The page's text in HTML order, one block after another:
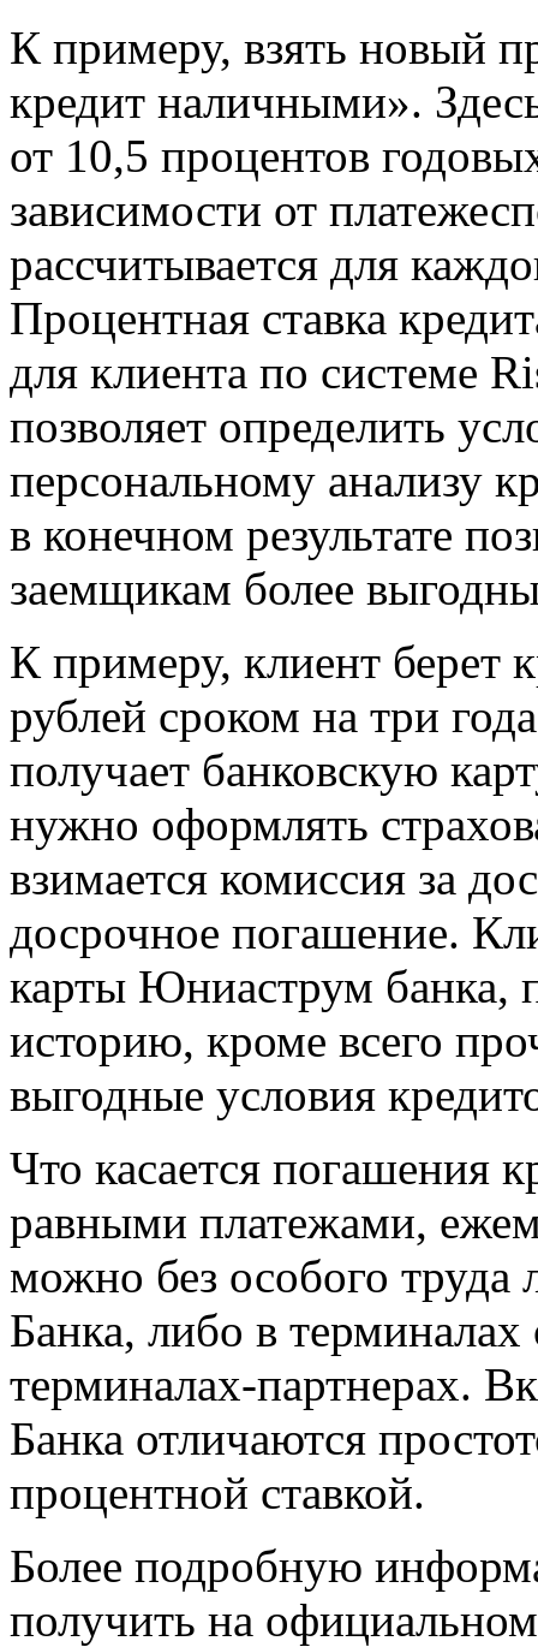
К примеру, взять новый
кредит наличными».
от 10,5 процентов
зависимости от
рассчитывается для
Процентная ставка
для клиента по системе
позволяет определить
персональному анализу
в конечном результате
заемщикам более
К примеру, клиент берет
рублей сроком на три
получает банковскую
нужно оформлять
взимается комиссия за
досрочное погашение.
карты Юниаструм банка,
историю, кроме всего
выгодные условия
Что касается погашения
равными платежами,
можно без особого
Банка, либо в
терминалах-партнерах.
Банка отличаются
процентной ставкой.
Более подробную
получить на